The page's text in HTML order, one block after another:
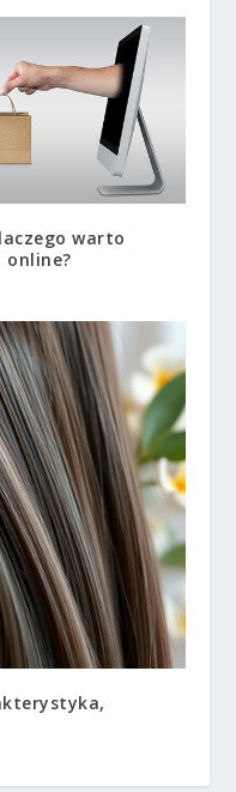
warto
online?